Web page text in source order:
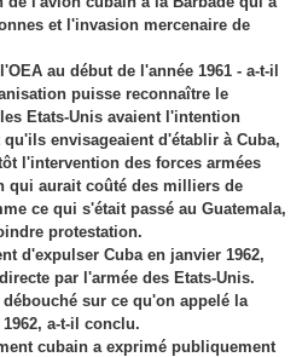
et l'invasion mercenaire de
au début de l'année 1961 - a-t-il
puisse reconnaître le
Etats-Unis avaient l'intention
envisageaient d'établir à Cuba,
l'intervention des forces armées
qui aurait coûté des milliers de
ce qui s'était passé au Guatemala,
protestation.
d'expulser Cuba en janvier 1962,
par l'armée des Etats-Unis.
sur ce qu'on appelé la
a-t-il conclu.
cubain a exprimé publiquement